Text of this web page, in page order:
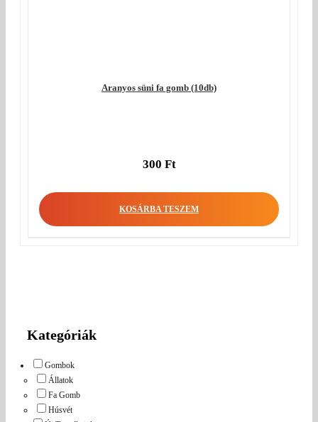
Aranyos süni fa gomb (10db)
300 Ft
KOSÁRBA TESZEM
Kategóriák
Gombok
Állatok
Fa Gomb
Húsvét